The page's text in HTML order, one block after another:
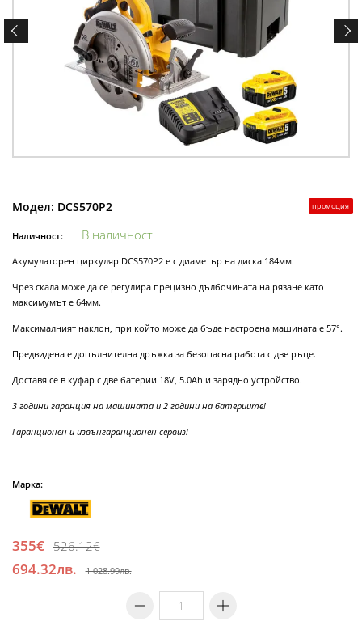
промоция
Модел: DCS570P2
Наличност: В наличност
Акумулаторен циркуляр DCS570P2 е с диаметър на диска 184мм.
Чрез скала може да се регулира прецизно дълбочината на рязане като
максимумът е 64мм.
Максималният наклон, при който може да бъде настроена машината е 57°.
Предвидена е допълнителна дръжка за безопасна работа с две ръце.
Доставя се в куфар с две батерии 18V, 5.0Ah и зарядно устройство.
3 години гаранция на машината и 2 години на батериите!
Гаранционен и извънгаранционен сервиз!
Марка:
355€ 526.12€
694.32лв. 1 028.99лв.